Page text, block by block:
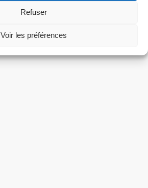
Refuser
Voir les préférences